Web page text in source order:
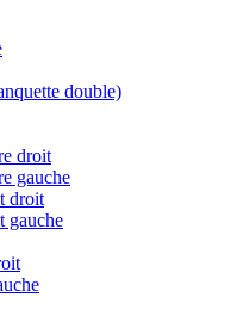
double)
droit
gauche
droit
gauche